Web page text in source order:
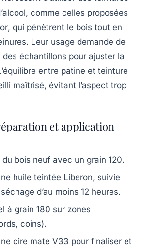
comme celles proposées
, qui pénètrent le bois tout en
Leur usage demande de
des échantillons pour ajuster la
entre patine et teinture
maîtrisé, évitant l’aspect trop
et application
bois neuf avec un grain 120.
huile teintée Liberon, suivie
d’au moins 12 heures.
à grain 180 sur zones
coins).
cire mate V33 pour finaliser et